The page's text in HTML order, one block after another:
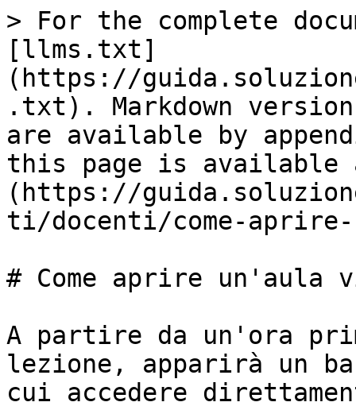
> For the complete
[llms.txt]
(https://
.txt). Markdown
are available by
this page is available
(https://
ti/docenti/come-
# Come aprire un'aula
A partire da un'ora
lezione, apparirà un
cui accedere